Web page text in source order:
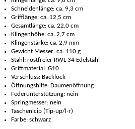
Schneidenlänge: ca. 9,3 cm
Grifflänge: ca. 12,5 cm
Gesamtlänge: ca. 22,0 cm
Klingenhöhe: ca. 2,7 cm
Klingenstärke: ca. 2,9 mm
Gewicht Messer: ca. 110 g
Stahl: rostfreier RWL 34 Edelstahl
Griffmaterial: G10
Verschluss: Backlock
Öffnungshilfe: Daumenöffnung
Federunterstützung: nein
Springmesser: nein
Taschenlcip (Tip-up/l-r)
Farbe: schwarz